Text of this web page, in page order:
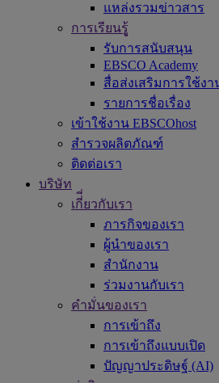
แหล่งรวมข่าวสาร
การเรียนรูู้
รับการสนับสนุน
EBSCO Academy
สื่อส่งเสริมการใช้งา
รายการชื่อเรื่อง
เข้าใช้งาน EBSCOhost
สำรวจผลิตภัณฑ์
ติดต่อเรา
บริษัท
เกี่ี่ยวกับเรา
ภารกิจของเรา
ผู้นำของเรา
สำนักงาน
ร่วมงานกับเรา
คำมั่นของเรา
การเข้าถึง
การเข้าถึงแบบเปิด
ปัญญาประดิษฐ์ (AI)